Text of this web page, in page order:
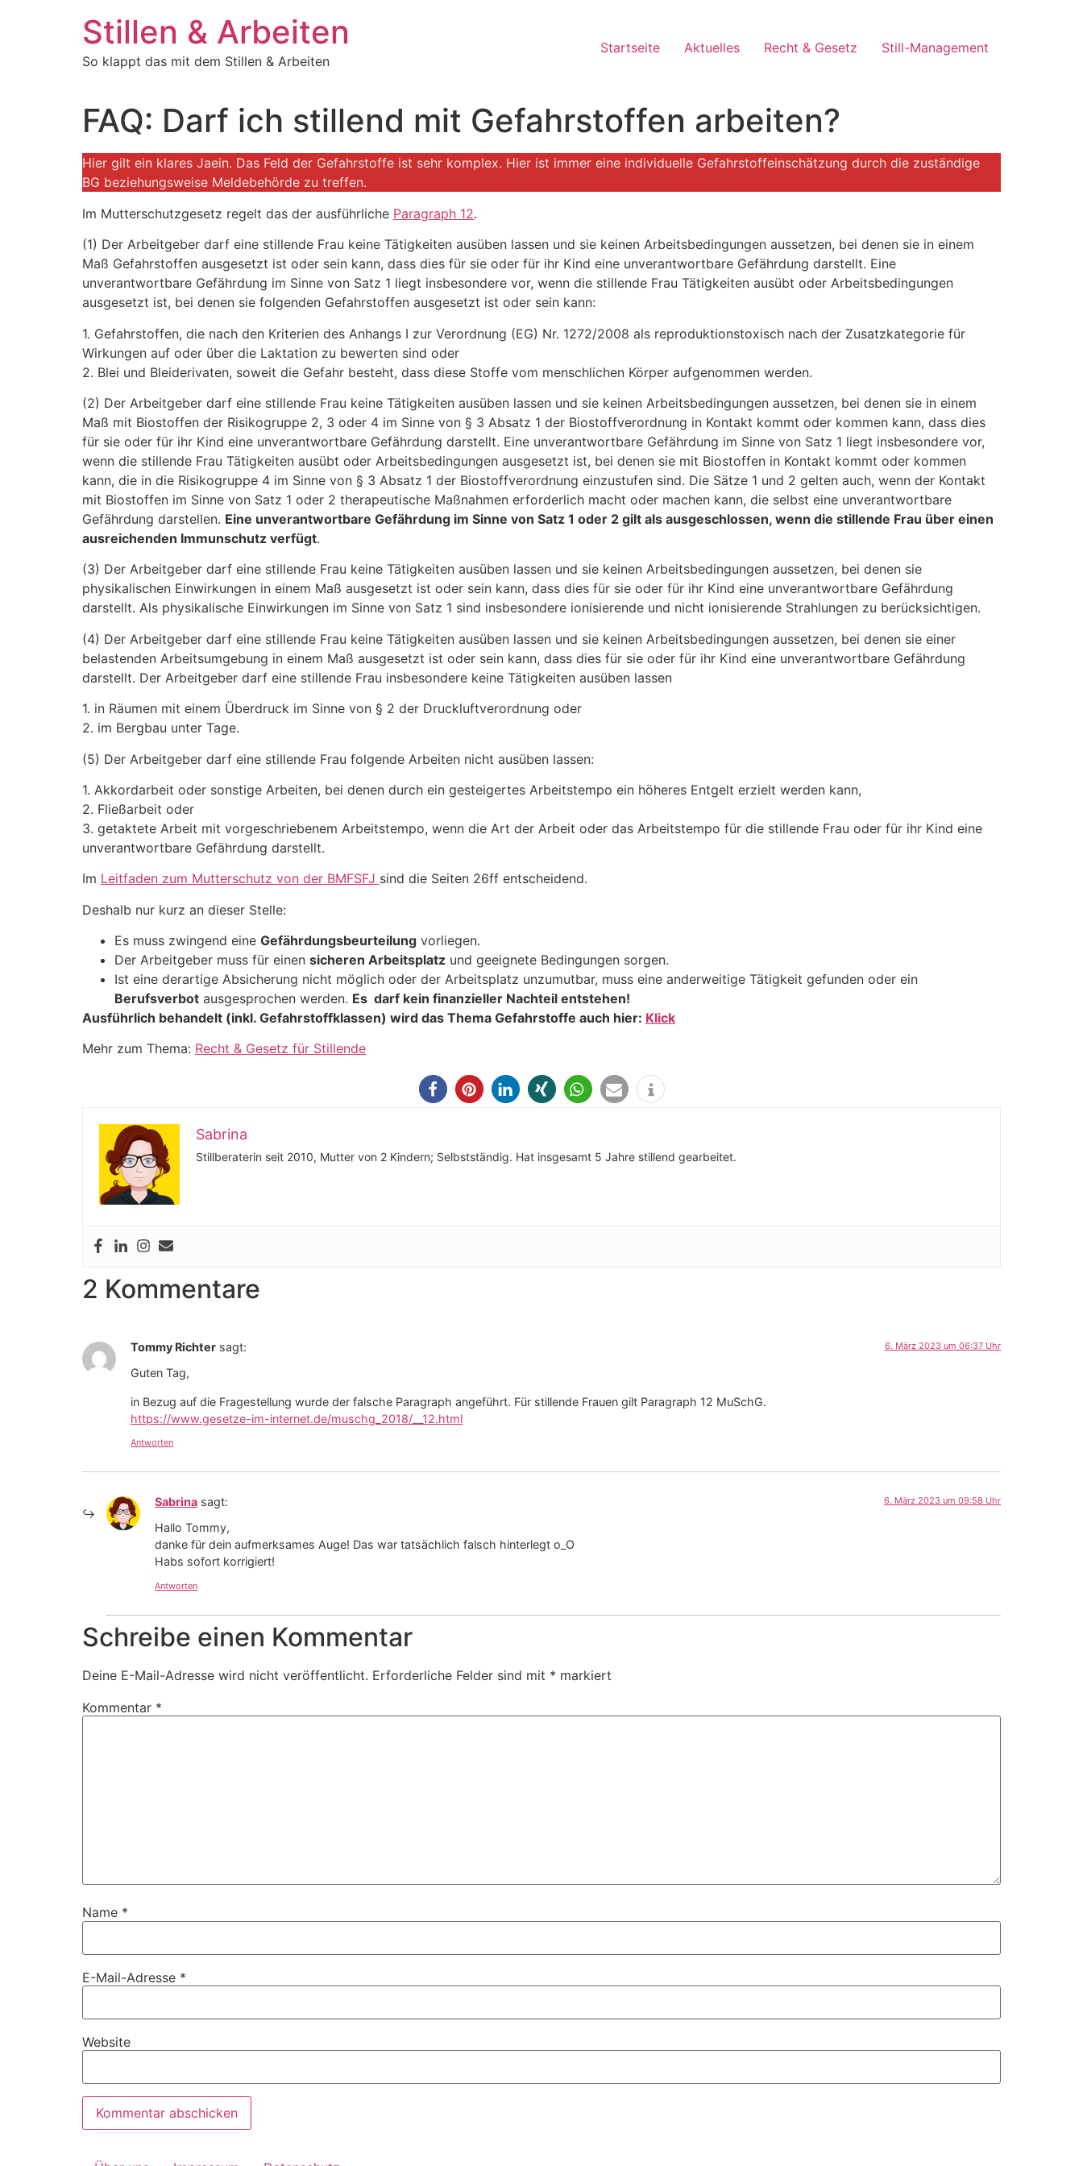
Stillen & Arbeiten
So klappt das mit dem Stillen & Arbeiten
Startseite Aktuelles Recht & Gesetz Still-Management
FAQ: Darf ich stillend mit Gefahrstoffen arbeiten?
Hier gilt ein klares Jaein. Das Feld der Gefahrstoffe ist sehr komplex. Hier ist immer eine individuelle Gefahrstoffeinschätzung durch die zuständige
BG beziehungsweise Meldebehörde zu treffen.
Im Mutterschutzgesetz regelt das der ausführliche Paragraph 12.
(1) Der Arbeitgeber darf eine stillende Frau keine Tätigkeiten ausüben lassen und sie keinen Arbeitsbedingungen aussetzen, bei denen sie in einem
Maß Gefahrstoffen ausgesetzt ist oder sein kann, dass dies für sie oder für ihr Kind eine unverantwortbare Gefährdung darstellt. Eine
unverantwortbare Gefährdung im Sinne von Satz 1 liegt insbesondere vor, wenn die stillende Frau Tätigkeiten ausübt oder Arbeitsbedingungen
ausgesetzt ist, bei denen sie folgenden Gefahrstoffen ausgesetzt ist oder sein kann:
1. Gefahrstoffen, die nach den Kriterien des Anhangs I zur Verordnung (EG) Nr. 1272/2008 als reproduktionstoxisch nach der Zusatzkategorie für
Wirkungen auf oder über die Laktation zu bewerten sind oder
2. Blei und Bleiderivaten, soweit die Gefahr besteht, dass diese Stoffe vom menschlichen Körper aufgenommen werden.
(2) Der Arbeitgeber darf eine stillende Frau keine Tätigkeiten ausüben lassen und sie keinen Arbeitsbedingungen aussetzen, bei denen sie in einem
Maß mit Biostoffen der Risikogruppe 2, 3 oder 4 im Sinne von § 3 Absatz 1 der Biostoffverordnung in Kontakt kommt oder kommen kann, dass dies
für sie oder für ihr Kind eine unverantwortbare Gefährdung darstellt. Eine unverantwortbare Gefährdung im Sinne von Satz 1 liegt insbesondere vor,
wenn die stillende Frau Tätigkeiten ausübt oder Arbeitsbedingungen ausgesetzt ist, bei denen sie mit Biostoffen in Kontakt kommt oder kommen
kann, die in die Risikogruppe 4 im Sinne von § 3 Absatz 1 der Biostoffverordnung einzustufen sind. Die Sätze 1 und 2 gelten auch, wenn der Kontakt
mit Biostoffen im Sinne von Satz 1 oder 2 therapeutische Maßnahmen erforderlich macht oder machen kann, die selbst eine unverantwortbare
Gefährdung darstellen. Eine unverantwortbare Gefährdung im Sinne von Satz 1 oder 2 gilt als ausgeschlossen, wenn die stillende Frau über einen
ausreichenden Immunschutz verfügt.
(3) Der Arbeitgeber darf eine stillende Frau keine Tätigkeiten ausüben lassen und sie keinen Arbeitsbedingungen aussetzen, bei denen sie
physikalischen Einwirkungen in einem Maß ausgesetzt ist oder sein kann, dass dies für sie oder für ihr Kind eine unverantwortbare Gefährdung
darstellt. Als physikalische Einwirkungen im Sinne von Satz 1 sind insbesondere ionisierende und nicht ionisierende Strahlungen zu berücksichtigen.
(4) Der Arbeitgeber darf eine stillende Frau keine Tätigkeiten ausüben lassen und sie keinen Arbeitsbedingungen aussetzen, bei denen sie einer
belastenden Arbeitsumgebung in einem Maß ausgesetzt ist oder sein kann, dass dies für sie oder für ihr Kind eine unverantwortbare Gefährdung
darstellt. Der Arbeitgeber darf eine stillende Frau insbesondere keine Tätigkeiten ausüben lassen
1. in Räumen mit einem Überdruck im Sinne von § 2 der Druckluftverordnung oder
2. im Bergbau unter Tage.
(5) Der Arbeitgeber darf eine stillende Frau folgende Arbeiten nicht ausüben lassen:
1. Akkordarbeit oder sonstige Arbeiten, bei denen durch ein gesteigertes Arbeitstempo ein höheres Entgelt erzielt werden kann,
2. Fließarbeit oder
3. getaktete Arbeit mit vorgeschriebenem Arbeitstempo, wenn die Art der Arbeit oder das Arbeitstempo für die stillende Frau oder für ihr Kind eine
unverantwortbare Gefährdung darstellt.
Im Leitfaden zum Mutterschutz von der BMFSFJ sind die Seiten 26ff entscheidend.
Deshalb nur kurz an dieser Stelle:
Es muss zwingend eine Gefährdungsbeurteilung vorliegen.
Der Arbeitgeber muss für einen sicheren Arbeitsplatz und geeignete Bedingungen sorgen.
Ist eine derartige Absicherung nicht möglich oder der Arbeitsplatz unzumutbar, muss eine anderweitige Tätigkeit gefunden oder ein
Berufsverbot ausgesprochen werden. Es darf kein finanzieller Nachteil entstehen!
Ausführlich behandelt (inkl. Gefahrstoffklassen) wird das Thema Gefahrstoffe auch hier: Klick
Mehr zum Thema: Recht & Gesetz für Stillende
Sabrina
Stillberaterin seit 2010, Mutter von 2 Kindern; Selbstständig. Hat insgesamt 5 Jahre stillend gearbeitet.
2 Kommentare
Tommy Richter sagt: 6. März 2023 um 06:37 Uhr
Guten Tag,
in Bezug auf die Fragestellung wurde der falsche Paragraph angeführt. Für stillende Frauen gilt Paragraph 12 MuSchG.
https://www.gesetze-im-internet.de/muschg_2018/__12.html
Antworten
Sabrina sagt: 6. März 2023 um 09:58 Uhr
Hallo Tommy,
danke für dein aufmerksames Auge! Das war tatsächlich falsch hinterlegt o_O
Habs sofort korrigiert!
Antworten
Schreibe einen Kommentar
Deine E-Mail-Adresse wird nicht veröffentlicht. Erforderliche Felder sind mit * markiert
Kommentar *
Name *
E-Mail-Adresse *
Website